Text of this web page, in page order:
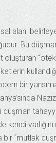
alanı
Bu
oluşturan
bir
düşman
kendi
bir “mutlak